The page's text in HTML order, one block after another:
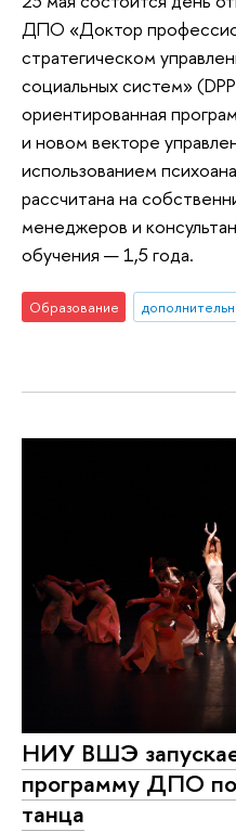
ДПО «Доктор
стратегическом
социальных систем»
ориентированная
и новом векторе
использованием
рассчитана на
менеджеров и
обучения — 1,5 года.
Образование
НИУ ВШЭ
программу ДПО по
танца